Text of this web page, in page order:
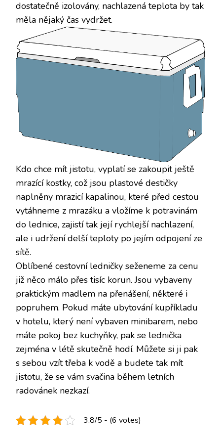
dostatečně izolovány, nachlazená teplota by tak
měla nějaký čas vydržet.
Kdo chce mít jistotu, vyplatí se zakoupit ještě
mrazící kostky, což jsou plastové destičky
naplněny mrazicí kapalinou, které před cestou
vytáhneme z mrazáku a vložíme k potravinám
do lednice, zajistí tak její rychlejší nachlazení,
ale i udržení delší teploty po jejím odpojení ze
sítě.
Oblíbené cestovní ledničky seženeme za cenu
již něco málo přes tisíc korun. Jsou vybaveny
praktickým madlem na přenášení, některé i
popruhem. Pokud máte ubytování kupříkladu
v hotelu, který není vybaven minibarem, nebo
máte pokoj bez kuchyňky, pak se lednička
zejména v létě skutečně hodí. Můžete si ji pak
s sebou vzít třeba k vodě a budete tak mít
jistotu, že se vám svačina během letních
radovánek nezkazí.
3.8/5 - (6 votes)